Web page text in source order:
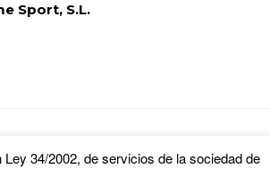
Sport, S.L.
TWITTER
34/2002, de servicios de la sociedad de